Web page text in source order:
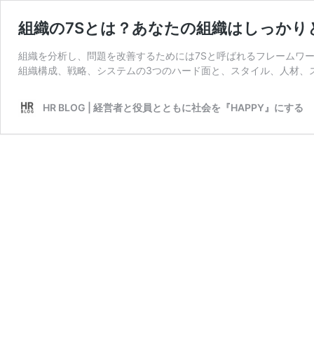
組織の7Sとは？あなたの組織はしっか
組織を分析し、問題を改善するためには7Sと呼ばれるフレームワ
組織構成、戦略、システムの3つのハード面と、スタイル、人材
HR BLOG | 経営者と役員とともに社会を『HAPPY』にする